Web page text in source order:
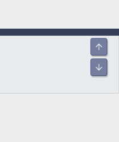
R
S
Üst
Alt